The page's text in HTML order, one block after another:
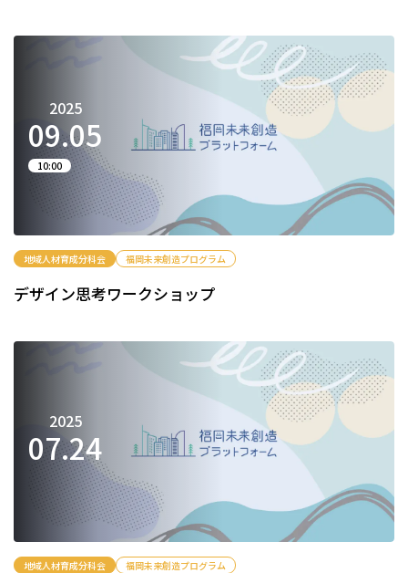
2025
09.05
10:00
地域人材育成分科会 福岡未来創造プログラム
デザイン思考ワークショップ
2025
07.24
地域人材育成分科会 福岡未来創造プログラム